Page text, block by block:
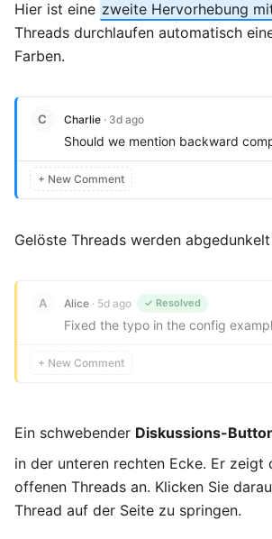
Hier ist eine zweite Hervorhebung
Threads durchlaufen automatisch
Farben.
C Charlie · 3d ago
Should we mention backward
+ New Comment
Gelöste Threads werden
A Alice · 5d ago ✓ Resolved
Fixed the typo in the config
+ New Comment
Ein schwebender Diskussions-
in der unteren rechten Ecke. Er zeigt
offenen Threads an. Klicken Sie
Thread auf der Seite zu springen.